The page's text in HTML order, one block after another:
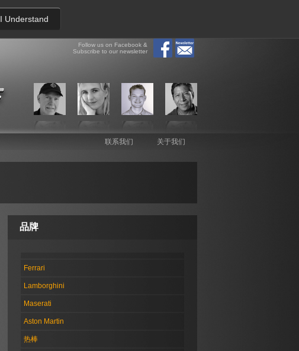
I Understand
Follow us on Facebook &
Subscribe to our newsletter
联系我们 关于我们
品牌
Ferrari
Lamborghini
Maserati
Aston Martin
热棒